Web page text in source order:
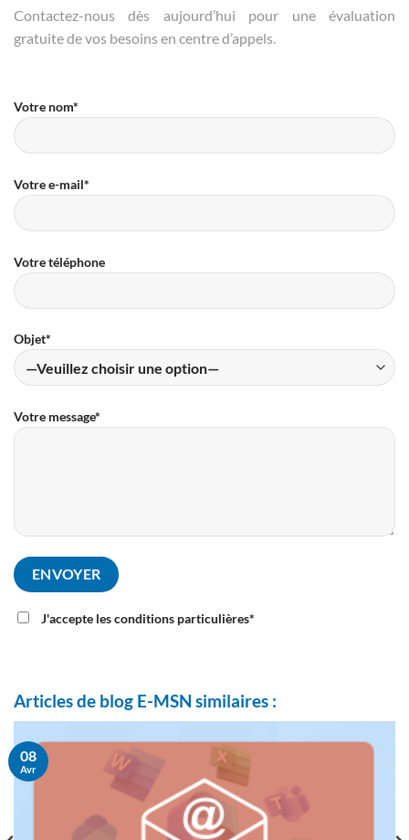
Contactez-nous dès aujourd’hui pour une évaluation
gratuite de vos besoins en centre d’appels.
Votre nom*
Votre e-mail*
Votre téléphone
Objet*
Votre message*
J'accepte les conditions particulières*
Articles de blog E-MSN similaires :
08
Avr